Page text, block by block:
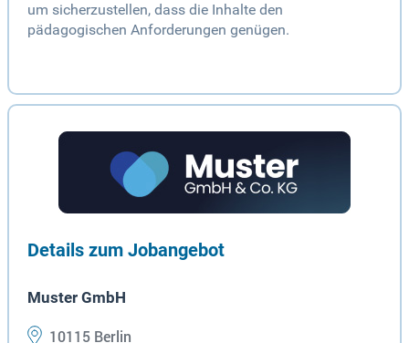
um sicherzustellen, dass die Inhalte den
pädagogischen Anforderungen genügen.
Details zum Jobangebot
Muster GmbH
10115 Berlin